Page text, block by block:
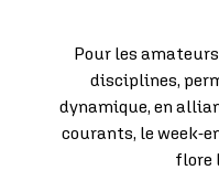
Pour les
disciplines,
dynamique, en
courants, le week-
flore